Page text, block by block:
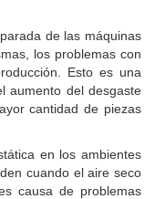
de las máquinas
los problemas con
Esto es una
aumento del desgaste
cantidad de piezas
en los ambientes
cuando el aire seco
causa de problemas